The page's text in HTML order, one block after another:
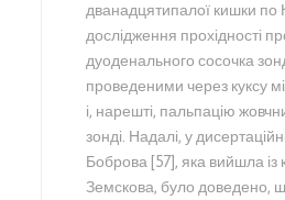
дванадцятипалої кишки по
дослідження прохідності
дуоденального сосочка
проведеними через куксу
і, нарешті, пальпацію
зонді. Надалі, у
Боброва [57], яка вийшла із
Земскова, було доведено,